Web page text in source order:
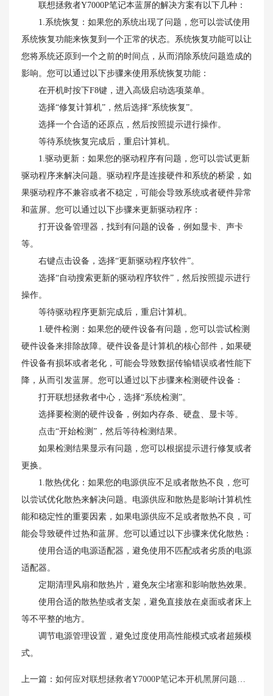
联想拯救者Y7000P笔记本蓝屏的解决方案有以下几种：
1.系统恢复：如果您的系统出现了问题，您可以尝试使用
系统恢复功能来恢复到一个正常的状态。系统恢复功能可以让
您将系统还原到一个之前的时间点，从而消除系统问题造成的
影响。您可以通过以下步骤来使用系统恢复功能：
在开机时按下F8键，进入高级启动选项菜单。
选择“修复计算机”，然后选择“系统恢复”。
选择一个合适的还原点，然后按照提示进行操作。
等待系统恢复完成后，重启计算机。
1.驱动更新：如果您的驱动程序有问题，您可以尝试更新
驱动程序来解决问题。驱动程序是连接硬件和系统的桥梁，如
果驱动程序不兼容或者不稳定，可能会导致系统或者硬件异常
和蓝屏。您可以通过以下步骤来更新驱动程序：
打开设备管理器，找到有问题的设备，例如显卡、声卡
等。
右键点击设备，选择“更新驱动程序软件”。
选择“自动搜索更新的驱动程序软件”，然后按照提示进行
操作。
等待驱动程序更新完成后，重启计算机。
1.硬件检测：如果您的硬件设备有问题，您可以尝试检测
硬件设备来排除故障。硬件设备是计算机的核心部件，如果硬
件设备有损坏或者老化，可能会导致数据传输错误或者性能下
降，从而引发蓝屏。您可以通过以下步骤来检测硬件设备：
打开联想拯救者中心，选择“系统检测”。
选择要检测的硬件设备，例如内存条、硬盘、显卡等。
点击“开始检测”，然后等待检测结果。
如果检测结果显示有问题，您可以根据提示进行修复或者
更换。
1.散热优化：如果您的电源供应不足或者散热不良，您可
以尝试优化散热来解决问题。电源供应和散热是影响计算机性
能和稳定性的重要因素，如果电源供应不足或者散热不良，可
能会导致硬件过热和蓝屏。您可以通过以下步骤来优化散热：
使用合适的电源适配器，避免使用不匹配或者劣质的电源
适配器。
定期清理风扇和散热片，避免灰尘堵塞和影响散热效果。
使用合适的散热垫或者支架，避免直接放在桌面或者床上
等不平整的地方。
调节电源管理设置，避免过度使用高性能模式或者超频模
式。
上一篇： 如何应对联想拯救者Y7000P笔记本开机黑屏问题？教程详解